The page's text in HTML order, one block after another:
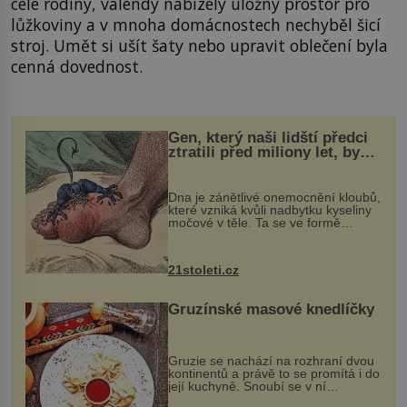
lůžkoviny a v mnoha domácnostech nechyběl šicí
stroj. Umět si ušít šaty nebo upravit oblečení byla
cenná dovednost.
Gen, který naši lidští předci
ztratili před miliony let, by
mohl pomoci s léčbou
„nemoci králů“
Dna je zánětlivé onemocnění kloubů,
které vzniká kvůli nadbytku kyseliny
močové v těle. Ta se ve formě
nohou, a způsobuje bole...
21stoleti.cz
Gruzínské masové knedlíčky
Gruzie se nachází na rozhraní dvou
kontinentů a právě to se promítá i do
její kuchyně. Snoubí se v ní
evropské a asijské chutě a díky tomu